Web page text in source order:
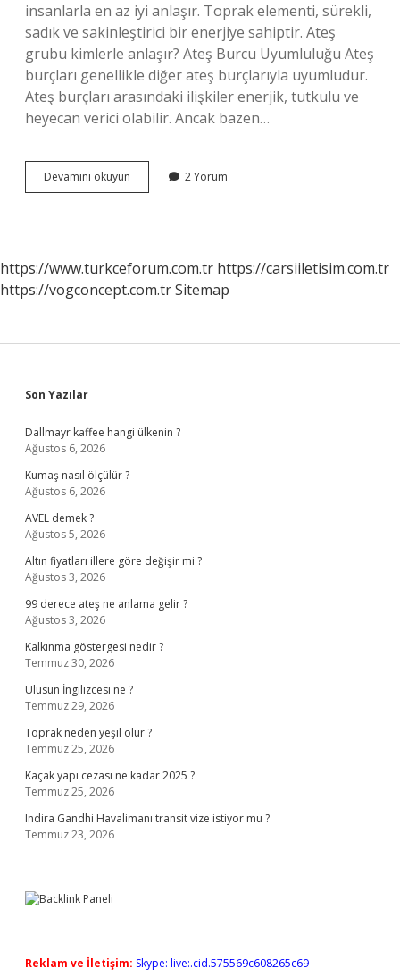
insanlarla en az iyi anlaşır. Toprak elementi, sürekli,
sadık ve sakinleştirici bir enerjiye sahiptir. Ateş
grubu kimlerle anlaşır? Ateş Burcu Uyumluluğu Ateş
burçları genellikle diğer ateş burçlarıyla uyumludur.
Ateş burçları arasındaki ilişkiler enerjik, tutkulu ve
heyecan verici olabilir. Ancak bazen…
Devamını okuyun
Ve
Mı
2 Yorum
https://www.turkceforum.com.tr https://carsiiletisim.com.tr
https://vogconcept.com.trSitemap
Sidebar
Son Yazılar
Dallmayr kaffee hangi ülkenin ?
Ağustos 6, 2026
Kumaş nasıl ölçülür ?
Ağustos 6, 2026
AVEL demek ?
Ağustos 5, 2026
Altın fiyatları illere göre değişir mi ?
Ağustos 3, 2026
99 derece ateş ne anlama gelir ?
Ağustos 3, 2026
Kalkınma göstergesi nedir ?
Temmuz 30, 2026
Ulusun İngilizcesi ne ?
Temmuz 29, 2026
Toprak neden yeşil olur ?
Temmuz 25, 2026
Kaçak yapı cezası ne kadar 2025 ?
Temmuz 25, 2026
Indira Gandhi Havalimanı transit vize istiyor mu ?
Temmuz 23, 2026
Reklam ve İletişim: Skype: live:.cid.575569c608265c69